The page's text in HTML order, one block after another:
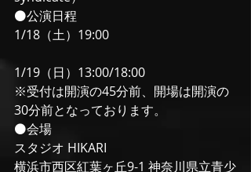
⚫公演日程
1/18（土）19:00
1/19（日）13:00/18:00
※受付は開演の45分前、開場は開演の
30分前となっております。
⚫会場
スタジオ HIKARI
横浜市西区紅葉ヶ丘9-1 神奈川県立青少